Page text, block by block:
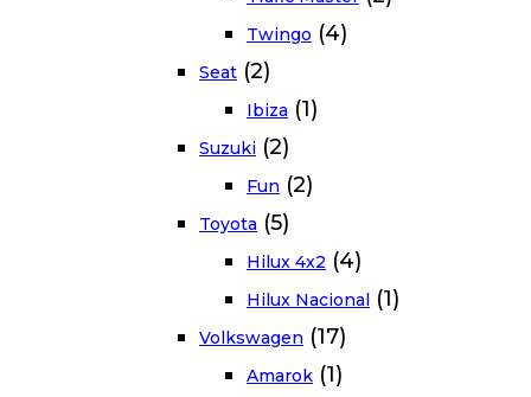
Twingo (4)
Seat (2)
Ibiza (1)
Suzuki (2)
Fun (2)
Toyota (5)
Hilux 4x2 (4)
Hilux Nacional (1)
Volkswagen (17)
Amarok (1)